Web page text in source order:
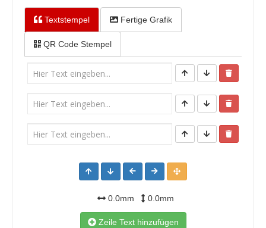
Textstempel Fertige Grafik
QR Code Stempel
0.0mm 0.0mm
Zeile Text hinzufügen